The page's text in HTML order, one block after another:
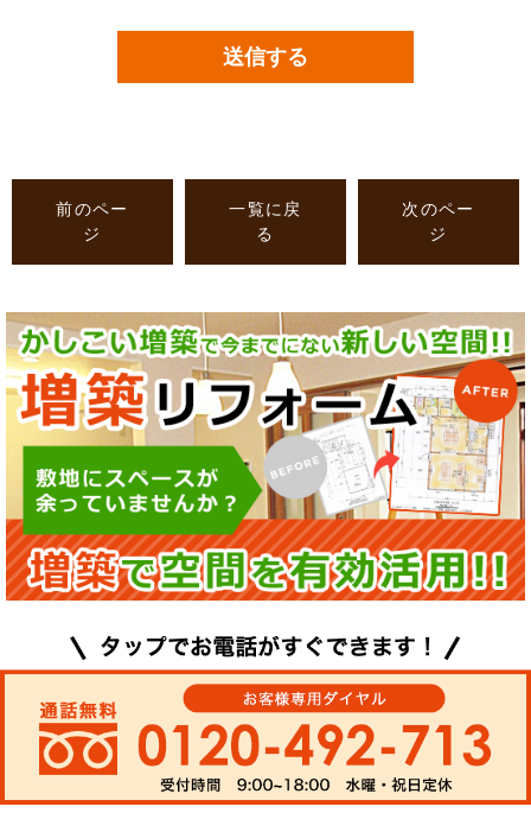
前のペー
ジ
一覧に戻
る
次のペー
ジ